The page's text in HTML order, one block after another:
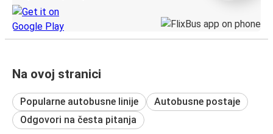
Na ovoj stranici
Popularne autobusne linije
Autobusne postaje
Odgovori na česta pitanja